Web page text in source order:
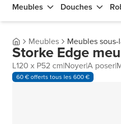
Meubles Douches
Meubles Meubles
Storke Edge
L120 x P52 cm|Noyer|A poser|
60 € offerts tous les 600 €